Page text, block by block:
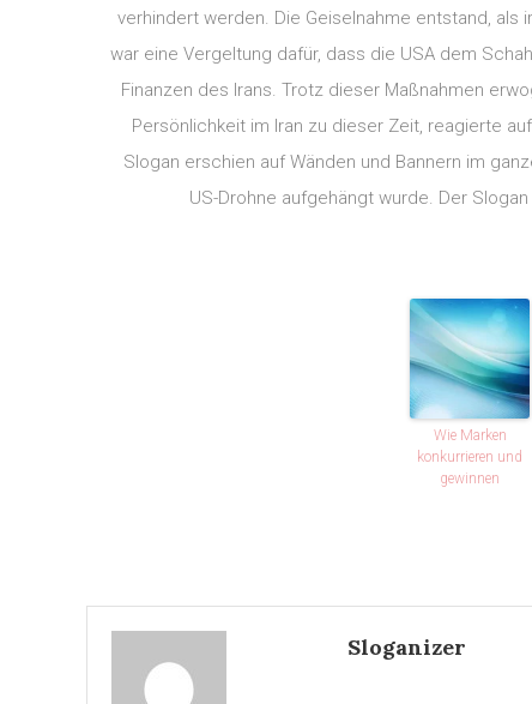
verhindert werden. Die Geiselnahme entstand,
war eine Vergeltung dafür, dass die USA dem
Finanzen des Irans. Trotz dieser Maßnahmen
Persönlichkeit im Iran zu dieser Zeit, reagierte
Slogan erschien auf Wänden und Bannern im
US-Drohne aufgehängt wurde. Der
Wie Marken
konkurrieren und
gewinnen
Sloganizer